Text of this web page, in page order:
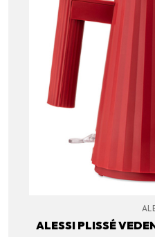
ALESSI PLISSÉ